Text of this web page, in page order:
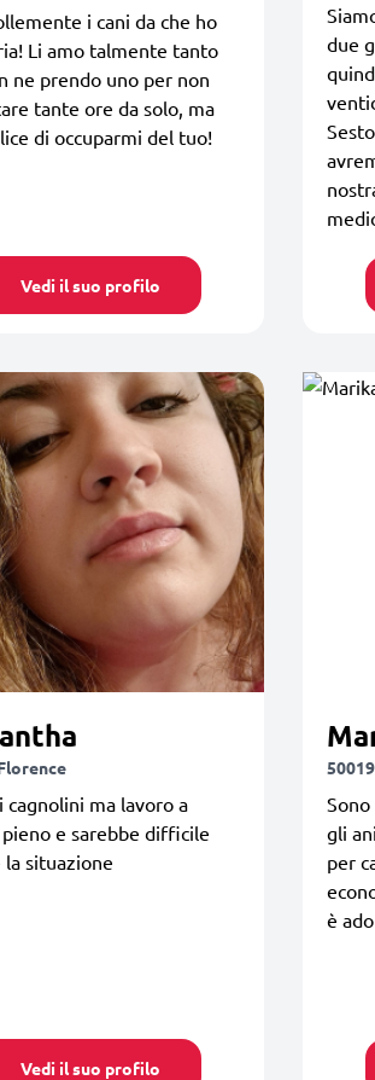
i cani da che ho
Li amo talmente tanto
ne prendo uno per non
tante ore da solo, ma
di occuparmi del tuo!
Vedi il suo profilo
due
cagnolini ma lavoro a
e sarebbe difficile
situazione
Vedi il suo profilo
gli
per
è